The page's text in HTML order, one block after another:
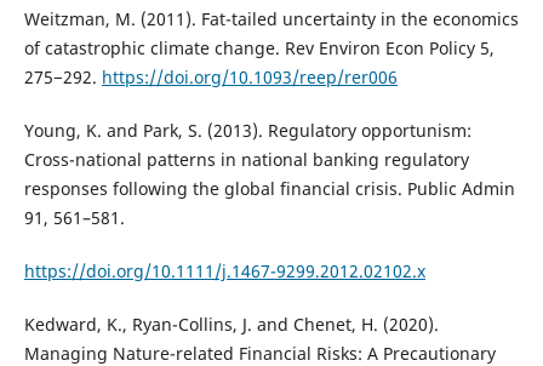
Weitzman, M. (2011). Fat-tailed uncertainty in the economics
of catastrophic climate change. Rev Environ Econ Policy 5,
275−292. https://doi.org/10.1093/reep/rer006
Young, K. and Park, S. (2013). Regulatory opportunism:
Cross-national patterns in national banking regulatory
responses following the global financial crisis. Public Admin
91, 561–581.
https://doi.org/10.1111/j.1467-9299.2012.02102.x
Kedward, K., Ryan-Collins, J. and Chenet, H. (2020).
Managing Nature-related Financial Risks: A Precautionary